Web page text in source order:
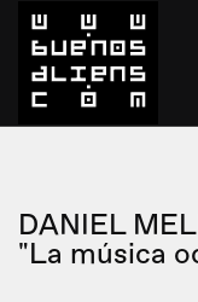
DANIEL
"La música